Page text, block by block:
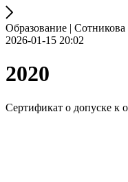
Образование |
2026-01-15 20:02
2020
Сертификат о допуске к